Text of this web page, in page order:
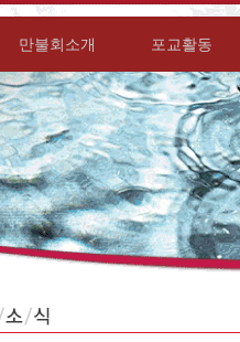
만불회소개 포교활동